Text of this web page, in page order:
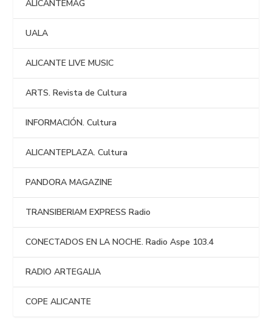
ALICANTEMAG
UALA
ALICANTE LIVE MUSIC
ARTS. Revista de Cultura
INFORMACIÓN. Cultura
ALICANTEPLAZA. Cultura
PANDORA MAGAZINE
TRANSIBERIAM EXPRESS Radio
CONECTADOS EN LA NOCHE. Radio Aspe 103.4
RADIO ARTEGALIA
COPE ALICANTE